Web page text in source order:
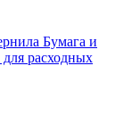
Бумага и
расходных